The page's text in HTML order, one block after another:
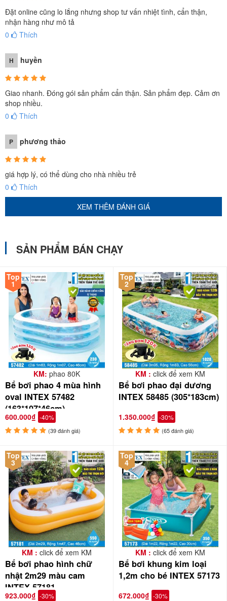
Đặt online cũng lo lắng nhưng shop tư vấn nhiệt tình, cẩn thận,
nhận hàng như mô tả
0
Thích
H huyền
Giao nhanh. Đóng gói sản phẩm cẩn thận. Sản phẩm đẹp. Cảm ơn
shop nhiều.
0
Thích
P phương thảo
giá hợp lý, có thể dùng cho nhà nhiều trẻ
0
Thích
XEM THÊM ĐÁNH GIÁ
SẢN PHẨM BÁN CHẠY
Top
1
KM: phao 80K
Bể bơi phao 4 mùa hình
oval INTEX 57482
(163*107*46cm)
600.000₫ -40%
(39 đánh giá)
Top
2
KM : click để xem KM
Bể bơi phao đại dương
INTEX 58485 (305*183cm)
1.350.000₫ -30%
(65 đánh giá)
Top
3
KM : click để xem KM
Bể bơi phao hình chữ
nhật 2m29 màu cam
INTEX 57181
923.000₫ -30%
Top
4
KM : click để xem KM
Bể bơi khung kim loại
1,2m cho bé INTEX 57173
672.000₫ -30%